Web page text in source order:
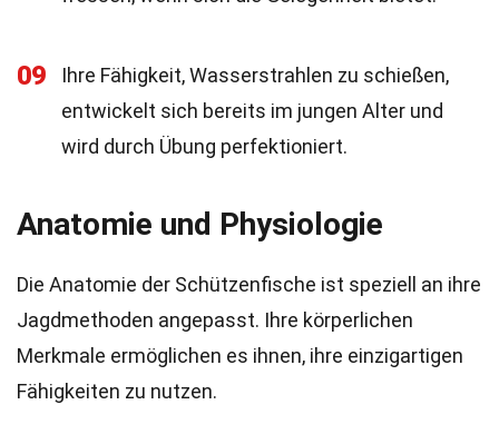
09
Ihre Fähigkeit, Wasserstrahlen zu schießen,
entwickelt sich bereits im jungen Alter und
wird durch Übung perfektioniert.
Anatomie und Physiologie
Die Anatomie der Schützenfische ist speziell an ihre
Jagdmethoden angepasst. Ihre körperlichen
Merkmale ermöglichen es ihnen, ihre einzigartigen
Fähigkeiten zu nutzen.